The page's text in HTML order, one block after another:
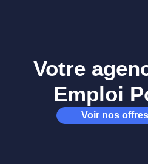
Votre
Emploi
Voir nos